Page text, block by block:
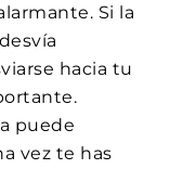
Si la
hacia tu
puede
vez te has